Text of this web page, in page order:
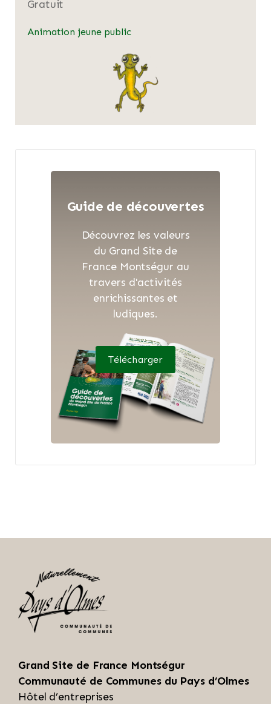
Gratuit
Animation jeune public
Guide de découvertes
Découvrez les valeurs
du Grand Site de
France Montségur au
travers d'activités
enrichissantes et
ludiques.
Télécharger
Grand Site de France Montségur
Communauté de Communes du Pays d’Olmes
Hôtel d’entreprises